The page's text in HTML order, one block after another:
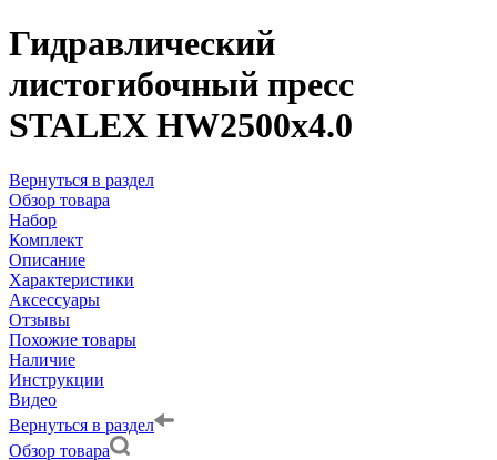
Гидравлический
листогибочный пресс
STALEX HW2500x4.0
Вернуться в раздел
Обзор товара
Набор
Комплект
Описание
Характеристики
Аксессуары
Отзывы
Похожие товары
Наличие
Инструкции
Видео
Вернуться в раздел
Обзор товара